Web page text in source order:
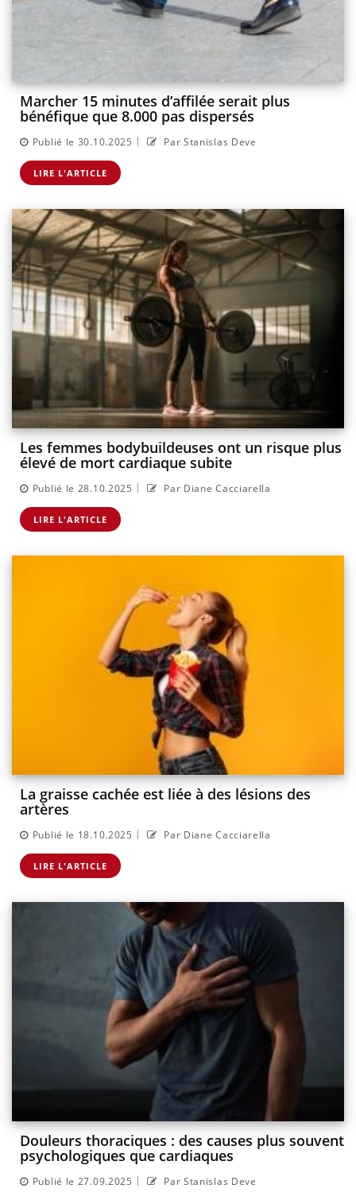
Marcher 15 minutes d’affilée serait plus
bénéfique que 8.000 pas dispersés
Publié le 30.10.2025 | Par Stanislas Deve
LIRE L'ARTICLE
Les femmes bodybuildeuses ont un risque plus
élevé de mort cardiaque subite
Publié le 28.10.2025 | Par Diane Cacciarella
LIRE L'ARTICLE
La graisse cachée est liée à des lésions des
artères
Publié le 18.10.2025 | Par Diane Cacciarella
LIRE L'ARTICLE
Douleurs thoraciques : des causes plus souvent
psychologiques que cardiaques
Publié le 27.09.2025 | Par Stanislas Deve